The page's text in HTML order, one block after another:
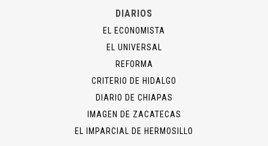
DIARIOS
EL ECONOMISTA
EL UNIVERSAL
REFORMA
CRITERIO DE HIDALGO
DIARIO DE CHIAPAS
IMAGEN DE ZACATECAS
EL IMPARCIAL DE HERMOSILLO